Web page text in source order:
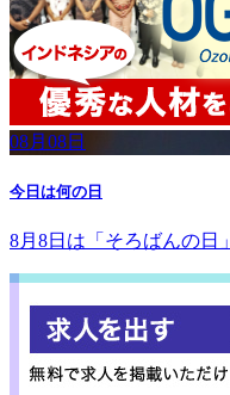
08月08日
今日は何の日
8月8日は「そろばんの日」